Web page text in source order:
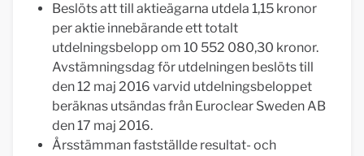
Beslöts att till aktieägarna utdela 1,15 kronor
per aktie innebärande ett totalt
utdelningsbelopp om 10 552 080,30 kronor.
Avstämningsdag för utdelningen beslöts till
den 12 maj 2016 varvid utdelningsbeloppet
beräknas utsändas från Euroclear Sweden AB
den 17 maj 2016.
Årsstämman fastställde resultat- och